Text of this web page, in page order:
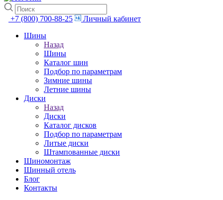
+7 (800) 700-88-25
Личный кабинет
Шины
Назад
Шины
Каталог шин
Подбор по параметрам
Зимние шины
Летние шины
Диски
Назад
Диски
Каталог дисков
Подбор по параметрам
Литые диски
Штампованные диски
Шиномонтаж
Шинный отель
Блог
Контакты